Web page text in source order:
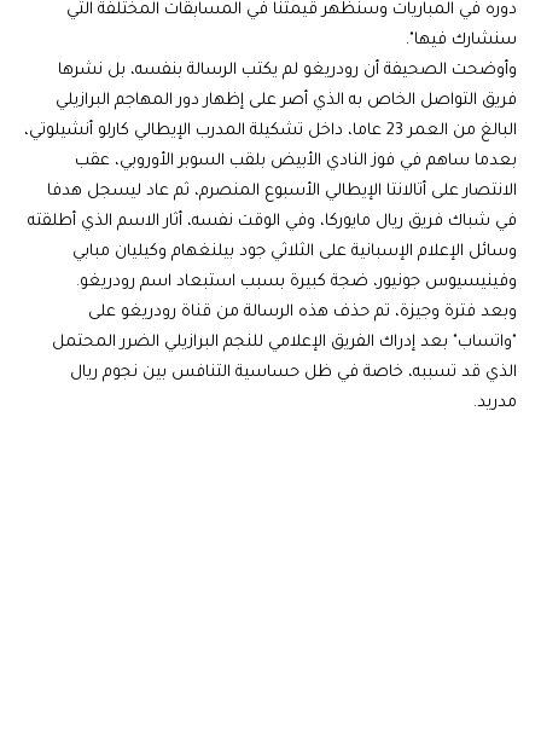
دوره في المباريات وسنظهر قيمتنا في المسابقات المختلفة التي
سنشارك فيها".
وأوضحت الصحيفة أن رودريغو لم يكتب الرسالة بنفسه، بل نشرها
فريق التواصل الخاص به الذي أصر على إظهار دور المهاجم البرازيلي
البالغ من العمر 23 عاما، داخل تشكيلة المدرب الإيطالي كارلو أنشيلوتي،
بعدما ساهم في فوز النادي الأبيض بلقب السوبر الأوروبي، عقب
الانتصار على أتالانتا الإيطالي الأسبوع المنصرم، ثم عاد ليسجل هدفا
في شباك فريق ريال مايوركا، وفي الوقت نفسه، أثار الاسم الذي أطلقته
وسائل الإعلام الإسبانية على الثلاثي جود بيلنغهام وكيليان مبابي
وفينيسيوس جونيور، ضجة كبيرة بسبب استبعاد اسم رودريغو.
وبعد فترة وجيزة، تم حذف هذه الرسالة من قناة رودريغو على
"واتساب" بعد إدراك الفريق الإعلامي للنجم البرازيلي الضرر المحتمل
الذي قد تسببه، خاصة في ظل حساسية التنافس بين نجوم ريال
مدريد.